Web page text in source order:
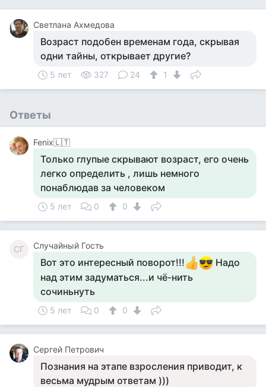
Светлана Ахмедова
Возраст подобен временам года, скрывая
одни тайны, открывает другие?
5 лет 327 24 1
Ответы
Fenix🇱🇹
Только глупые скрывают возраст, его очень
легко определить , лишь немного
понаблюдав за человеком
5 лет 0 0
СГ Случайный Гость
Вот это интересный поворот!!!
Надо
над этим задуматься...и чё-нить
сочиньнуть
5 лет 0 0
Сергей Петрович
Познания на этапе взросления приводит, к
весьма мудрым ответам )))